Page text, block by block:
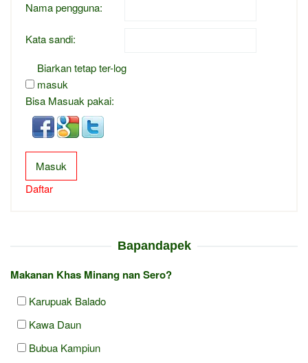
Nama pengguna:
Kata sandi:
Biarkan tetap ter-log
masuk
Bisa Masuak pakai:
Masuk
Daftar
Bapandapek
Makanan Khas Minang nan Sero?
Karupuak Balado
Kawa Daun
Bubua Kampiun